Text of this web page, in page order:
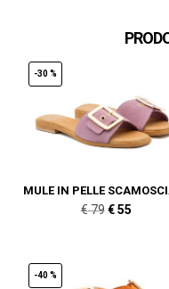
-30 %
MULE IN PELLE
€79 Il
€55Il
-40 %